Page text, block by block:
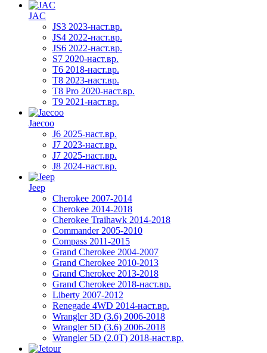
JAC
JS3 2023-наст.вр.
JS4 2022-наст.вр.
JS6 2022-наст.вр.
S7 2020-наст.вр.
T6 2018-наст.вр.
T8 2023-наст.вр.
T8 Pro 2020-наст.вр.
T9 2021-наст.вр.
Jaecoo
J6 2025-наст.вр.
J7 2023-наст.вр.
J7 2025-наст.вр.
J8 2024-наст.вр.
Jeep
Cherokee 2007-2014
Cherokee 2014-2018
Cherokee Traihawk 2014-2018
Commander 2005-2010
Compass 2011-2015
Grand Cherokee 2004-2007
Grand Cherokee 2010-2013
Grand Cherokee 2013-2018
Grand Cherokee 2018-наст.вр.
Liberty 2007-2012
Renegade 4WD 2014-наст.вр.
Wrangler 3D (3.6) 2006-2018
Wrangler 5D (3.6) 2006-2018
Wrangler 5D (2.0T) 2018-наст.вр.